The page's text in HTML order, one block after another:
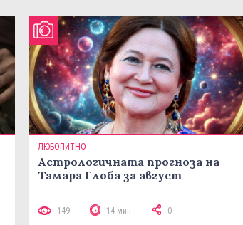
ЛЮБОПИТНО
Астрологичната прогноза на
Тамара Глоба за август
149 14 мин 0